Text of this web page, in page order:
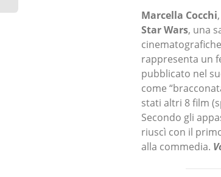
Marcella Cocchi
Star Wars, una
rappresenta un
pubblicato nel
come
stati altri 8 film
Secondo gli
riuscì con il
alla commedia.